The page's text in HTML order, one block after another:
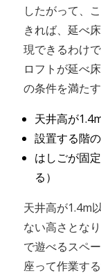
したがって、
きれば、延べ
現できるわけで
ロフトが延べ
の条件を満た
天井高が
設置する階
はしごが固
る）
天井高が1.4m
ない高さとな
で遊べるスペ
座って作業す